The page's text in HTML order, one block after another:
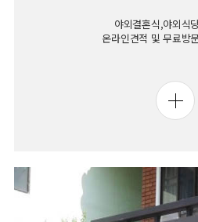
야외결혼식,야외식
온라인견적 및 무료방